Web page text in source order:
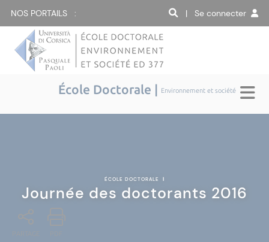
NOS PORTAILS : | Se connecter
École Doctorale | Environnement et société
ÉCOLE DOCTORALE |
Journée des doctorants 2016